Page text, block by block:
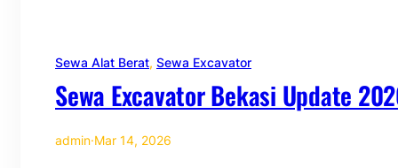
Sewa Alat Berat, Sewa Excavator
Sewa Excavator Bekasi Update
admin·Mar 14, 2026